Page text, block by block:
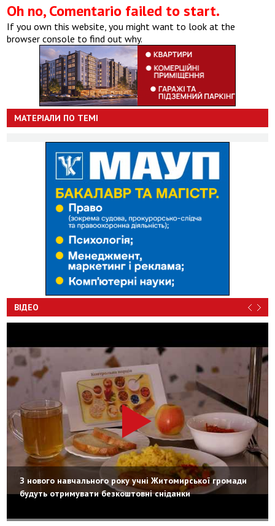
Oh no, Comentario failed to start.
If you own this website, you might want to look at the
browser console to find out why.
МАТЕРІАЛИ ПО ТЕМІ
ВІДЕО
З нового навчального року учні Житомирської громади
будуть отримувати безкоштовні сніданки